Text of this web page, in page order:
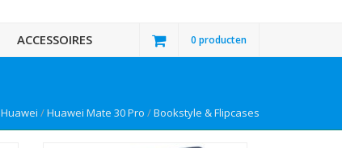
ACCESSOIRES 0 producten
Huawei /Huawei Mate 30 Pro /Bookstyle & Flipcases